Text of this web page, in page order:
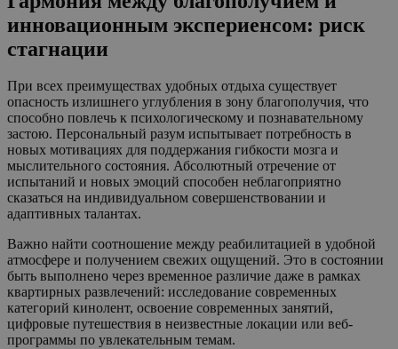
инновационным экспериенсом: риск
стагнации
При всех преимуществах удобных отдыха существует
опасность излишнего углубления в зону благополучия, что
способно повлечь к психологическому и познавательному
застою. Персональный разум испытывает потребность в
новых мотивациях для поддержания гибкости мозга и
мыслительного состояния. Абсолютный отречение от
испытаний и новых эмоций способен неблагоприятно
сказаться на индивидуальном совершенствовании и
адаптивных талантах.
Важно найти соотношение между реабилитацией в удобной
атмосфере и получением свежих ощущений. Это в состоянии
быть выполнено через временное различие даже в рамках
квартирных развлечений: исследование современных
категорий кинолент, освоение современных занятий,
цифровые путешествия в неизвестные локации или веб-
программы по увлекательным темам.